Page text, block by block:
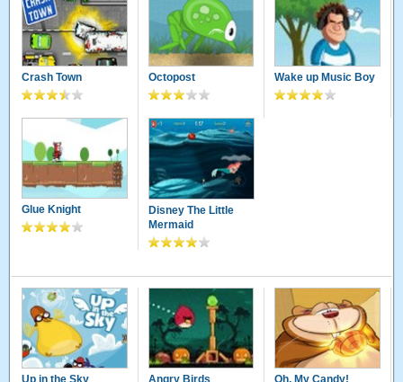
Crash Town Octopost Wake up Music Boy
Glue Knight
Disney The Little
Mermaid
Up in the Sky
Angry Birds
Oh, My Candy!